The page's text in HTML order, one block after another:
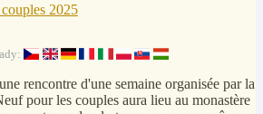
rencontre d'une semaine organisée par la
pour les couples aura lieu au monastère